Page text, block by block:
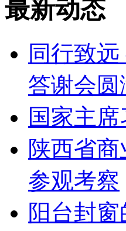
最新动态
同行致
答谢会圆
国家主
陕西省
参观考察
阳台封